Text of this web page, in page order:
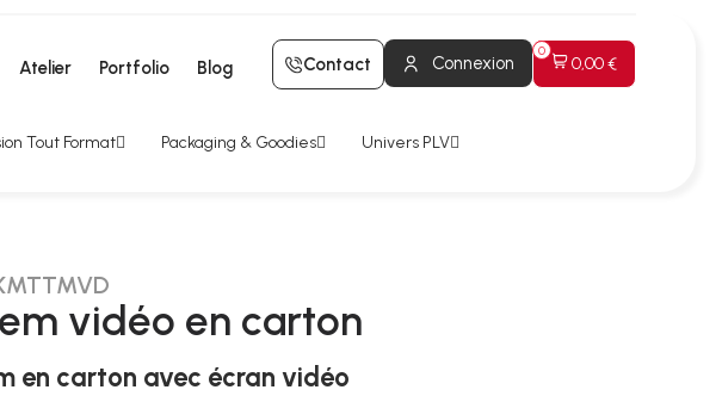
Atelier Portfolio Blog Contact Connexion 0,00 €
Tout Format Packaging & Goodies Univers PLV
vidéo en carton
en carton avec écran vidéo